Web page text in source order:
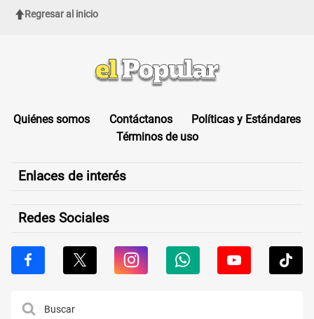
Regresar al inicio
Quiénes somos Contáctanos
Políticas y Estándares
Términos de uso
Enlaces de interés
Redes Sociales